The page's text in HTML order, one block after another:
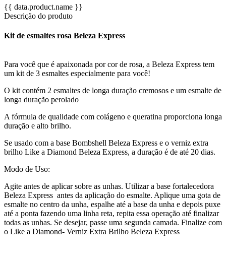
{{ data.product.name }}
Descrição do produto
Kit de esmaltes rosa Beleza Express
Para você que é apaixonada por cor de rosa, a Beleza Express tem
um kit de 3 esmaltes especialmente para você!
O kit contém 2 esmaltes de longa duração cremosos e um esmalte de
longa duração perolado
A fórmula de qualidade com colágeno e queratina proporciona longa
duração e alto brilho.
Se usado com a base Bombshell Beleza Express e o verniz extra
brilho Like a Diamond Beleza Express, a duração é de até 20 dias.
Modo de Uso:
Agite antes de aplicar sobre as unhas. Utilizar a base fortalecedora
Beleza Express antes da aplicação do esmalte. Aplique uma gota de
esmalte no centro da unha, espalhe até a base da unha e depois puxe
até a ponta fazendo uma linha reta, repita essa operação até finalizar
todas as unhas. Se desejar, passe uma segunda camada. Finalize com
o Like a Diamond- Verniz Extra Brilho Beleza Express